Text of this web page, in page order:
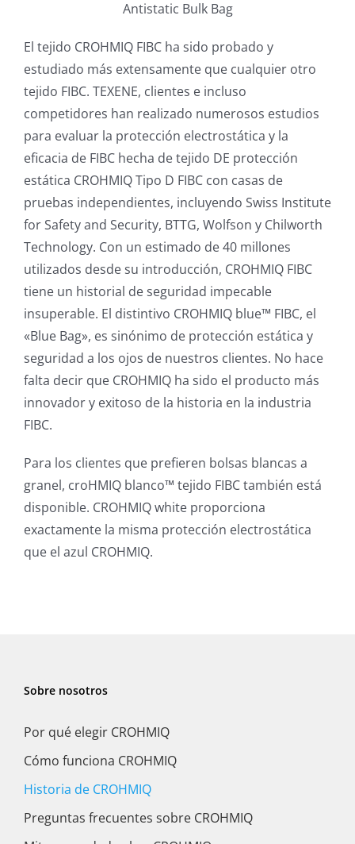
El tejido CROHMIQ FIBC ha sido probado y
estudiado más extensamente que cualquier otro
tejido FIBC. TEXENE, clientes e incluso
competidores han realizado numerosos estudios
para evaluar la protección electrostática y la
eficacia de FIBC hecha de tejido DE protección
estática CROHMIQ Tipo D FIBC con casas de
pruebas independientes, incluyendo Swiss Institute
for Safety and Security, BTTG, Wolfson y Chilworth
Technology. Con un estimado de 40 millones
utilizados desde su introducción, CROHMIQ FIBC
tiene un historial de seguridad impecable
insuperable. El distintivo CROHMIQ blue™ FIBC, el
«Blue Bag», es sinónimo de protección estática y
seguridad a los ojos de nuestros clientes. No hace
falta decir que CROHMIQ ha sido el producto más
innovador y exitoso de la historia en la industria
FIBC.
Para los clientes que prefieren bolsas blancas a
granel, croHMIQ blanco™ tejido FIBC también está
disponible. CROHMIQ white proporciona
exactamente la misma protección electrostática
que el azul CROHMIQ.
Sobre nosotros
Por qué elegir CROHMIQ
Cómo funciona CROHMIQ
Historia de CROHMIQ
Preguntas frecuentes sobre CROHMIQ